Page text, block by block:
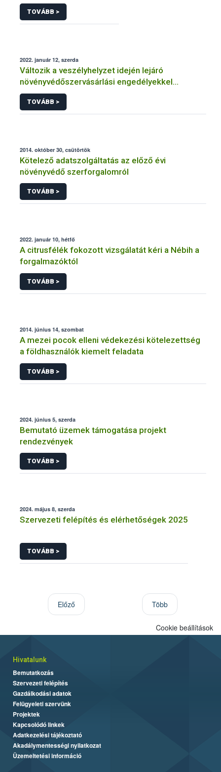
TOVÁBB >
2022. január 12, szerda
Változik a veszélyhelyzet idején lejáró
növényvédőszervásárlási engedélyekkel
kapcsolatos szabályozás
TOVÁBB >
2014. október 30, csütörtök
Kötelező adatszolgáltatás az előző évi
növényvédő szerforgalomról
TOVÁBB >
2022. január 10, hétfő
A citrusfélék fokozott vizsgálatát kéri a Nébih a
forgalmazóktól
TOVÁBB >
2014. június 14, szombat
A mezei pocok elleni védekezési kötelezettség
a földhasználók kiemelt feladata
TOVÁBB >
2024. június 5, szerda
Bemutató üzemek támogatása projekt
rendezvények
TOVÁBB >
2024. május 8, szerda
Szervezeti felépítés és elérhetőségek 2025
TOVÁBB >
Előző Több
Cookie beállítások
Hivatalunk
Bemutatkozás
Szervezeti felépítés
Gazdálkodási adatok
Felügyeleti szervünk
Projektek
Kapcsolódó linkek
Adatkezelési tájékoztató
Akadálymentességi nyilatkozat
Üzemeltetési információ